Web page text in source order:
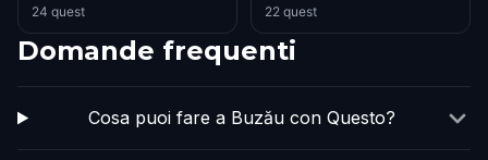
24 quest 22 quest
Domande frequenti
Cosa puoi fare a Buzău con Questo?